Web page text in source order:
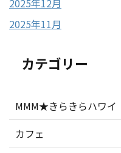
2025年12月
2025年11月
カテゴリー
MMM★きらきらハワイ
カフェ